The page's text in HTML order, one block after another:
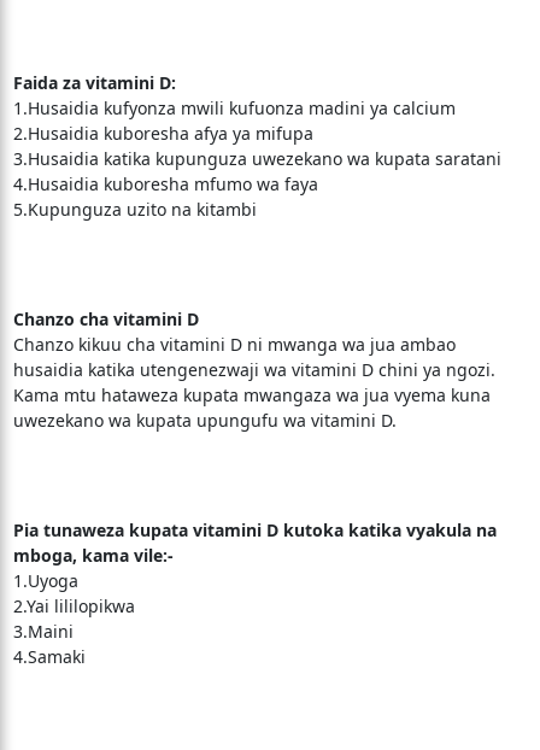
Faida za vitamini D:
1.Husaidia kufyonza mwili kufuonza madini ya calcium
2.Husaidia kuboresha afya ya mifupa
3.Husaidia katika kupunguza uwezekano wa kupata saratani
4.Husaidia kuboresha mfumo wa faya
5.Kupunguza uzito na kitambi
Chanzo cha vitamini D
Chanzo kikuu cha vitamini D ni mwanga wa jua ambao
husaidia katika utengenezwaji wa vitamini D chini ya ngozi.
Kama mtu hataweza kupata mwangaza wa jua vyema kuna
uwezekano wa kupata upungufu wa vitamini D.
Pia tunaweza kupata vitamini D kutoka katika vyakula na
mboga, kama vile:-
1.Uyoga
2.Yai lililopikwa
3.Maini
4.Samaki